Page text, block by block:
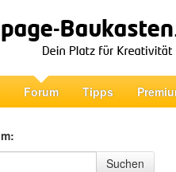
Forum Tipps
Suchen